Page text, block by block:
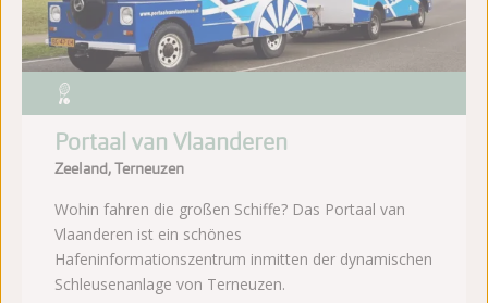
Portaal van Vlaanderen
Zeeland, Terneuzen
Wohin fahren die großen Schiffe? Das Portaal van
Vlaanderen ist ein schönes
Hafeninformationszentrum inmitten der dynamischen
Schleusenanlage von Terneuzen.